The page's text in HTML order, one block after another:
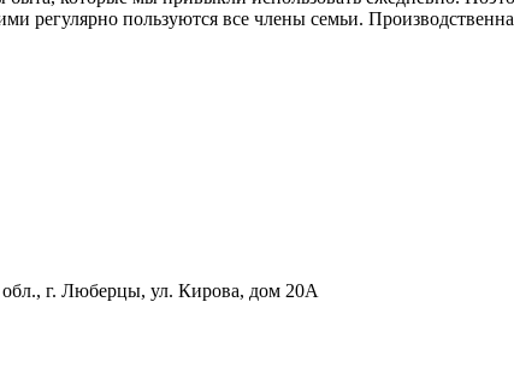
регулярно пользуются все члены семьи.
г. Люберцы, ул. Кирова, дом 20А